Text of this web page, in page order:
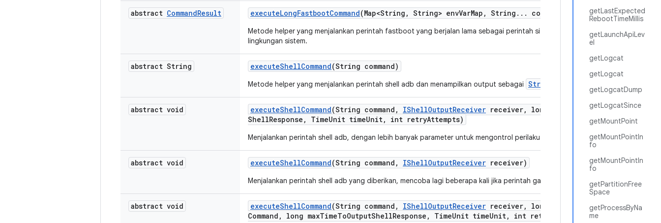
getLastExpected
RebootTimeMillis
getLaunchApiLev
el
getLogcat
getLogcat
getLogcatDump
getLogcatSince
getMountPoint
getMountPointIn
fo
getMountPointIn
fo
getPartitionFree
Space
getProcessByNa
me
abstract CommandResult executeLongFastbootCommand(Map<String , String> envVarMap , String . . . command
Metode helper yang menjalankan perintah fastboot yang berjalan lama sebagai perintah sistem dengan variabel
lingkungan sistem.
abstract String executeShellCommand(String command)
Metode helper yang menjalankan perintah shell adb dan menampilkan output sebagai String
abstract void executeShellCommand(String command , IShellOutputReceiver receiver, long max ToOutput
ShellResponse , TimeUnit timeUnit, int retryAttempts)
Menjalankan perintah shell adb, dengan lebih banyak parameter untuk mengontrol perilaku perintah.
abstract void executeShellCommand(String command , IShellOutputReceiver receiver)
Menjalankan perintah shell adb yang diberikan, mencoba lagi beberapa kali jika perintah gagal.
abstract void executeShellCommand(String command , IShellOutputReceiver receiver, long max TimeoutFor
Command , long maxTimeToOutputShellResponse , TimeUnit timeUnit, int retry